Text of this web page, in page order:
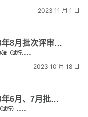
2023 11 月 1 日
年8月批次评审…
（试行……
2023 10 月 18 日
年6月、7月批…
试行）……